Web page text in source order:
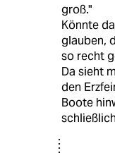
groß."
Könnte
glauben,
so recht
Da sieht
den
Boote